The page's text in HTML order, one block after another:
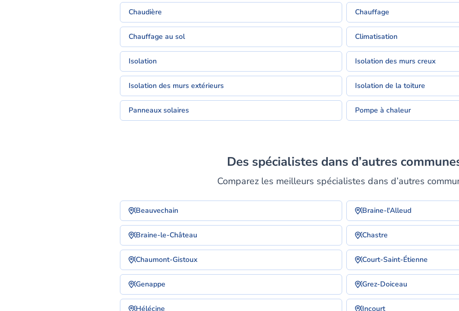
Chaudière Chauffage
Chauffage au sol Climatisation
Isolation Isolation des murs creux
Isolation des murs extérieurs Isolation de la toiture
Panneaux solaires Pompe à chaleur
Des spécialistes dans d’autres
Comparez les meilleurs spécialistes dans d’autres
Beauvechain Braine-l'Alleud
Braine-le-Château Chastre
Chaumont-Gistoux Court-Saint-Étienne
Genappe Grez-Doiceau
Hélécine Incourt